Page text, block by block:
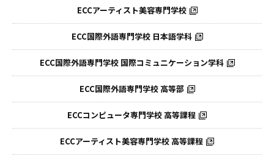
ECCアーティスト美容専門学校
ECC国際外語専門学校 日本語学科
ECC国際外語専門学校 国際コミュニケーション学科
ECC国際外語専門学校 高等部
ECCコンピュータ専門学校 高等課程
ECCアーティスト美容専門学校 高等課程